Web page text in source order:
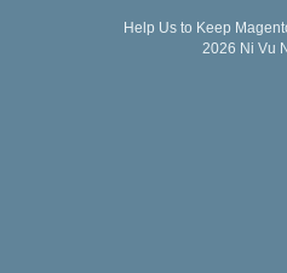
Help Us to Keep
2026 Ni Vu